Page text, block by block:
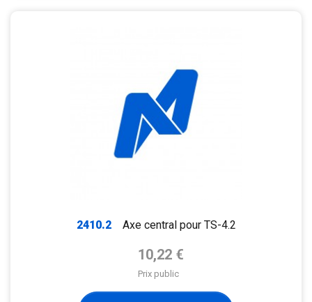
2410.2
Axe central pour TS-4.2
Prix de base
10,22 €
Prix public